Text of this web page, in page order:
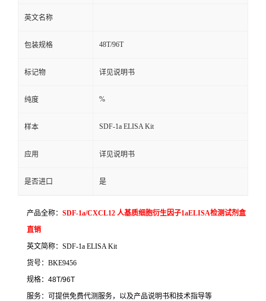
英文名称
包装规格 48T/96T
标记物 详见说明书
纯度 %
样本 SDF-1a ELISA Kit
应用 详见说明书
是否进口 是
产品全称： SDF-1a/CXCL12 人基质细胞衍生因子1aELISA检测试剂盒
直销
英文简称： SDF-1a ELISA Kit
货号： BKE9456
规格： 48T/96T
服务：可提供免费代测服务，以及产品说明书和技术指导等